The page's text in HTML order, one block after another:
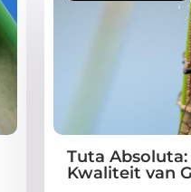
Tuta
Kwaliteit van